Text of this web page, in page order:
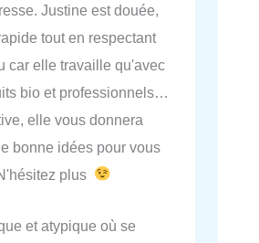
Justine est douée,
tout en respectant
car elle travaille qu'avec
bio et professionnels…
elle vous donnera
bonne idées pour vous
plus
et atypique où se